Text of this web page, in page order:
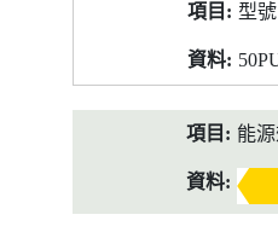
型號
能